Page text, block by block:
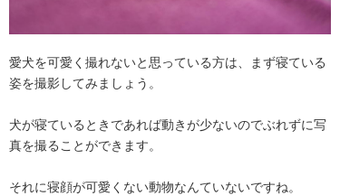
愛犬を可愛く撮れないと思っている方は、まず寝ている
姿を撮影してみましょう。
犬が寝ているときであれば動きが少ないのでぶれずに写
真を撮ることができます。
それに寝顔が可愛くない動物なんていないですね。